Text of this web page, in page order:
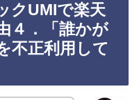
クUMIで楽天
４．「誰かが
不正利用して